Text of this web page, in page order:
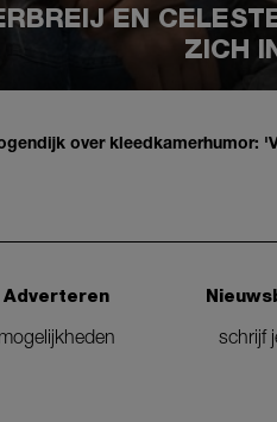
EN
ZICH
over kleedkamerhumor:
Adverteren
mogelijkheden
schrijf